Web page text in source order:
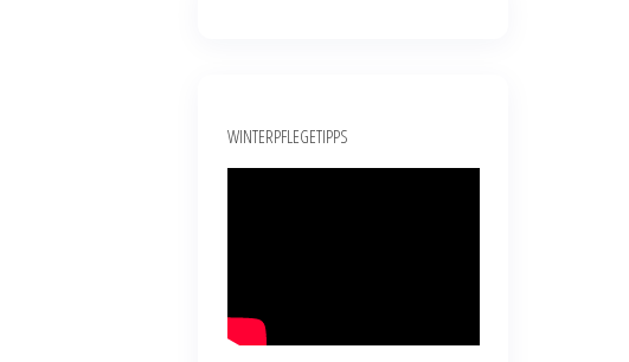
WINTERPFLEGETIPPS